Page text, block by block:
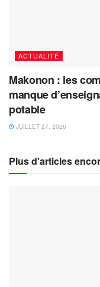
ACTUALITÉ
Makonon : les
manque
potable
JUILLET 27, 2026
Plus d'articles